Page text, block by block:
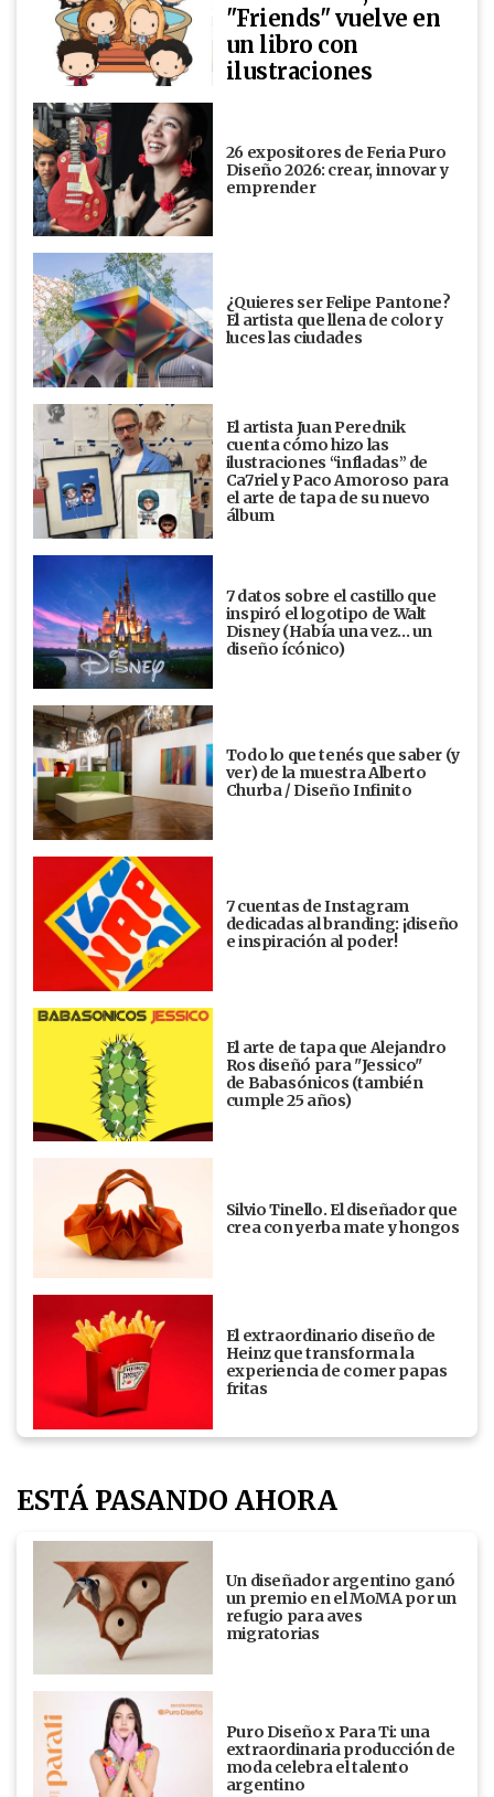
"Friends" vuelve en
un libro con
ilustraciones
26 expositores de Feria Puro
Diseño 2026: crear, innovar y
emprender
¿Quieres ser Felipe Pantone?
El artista que llena de color y
luces las ciudades
El artista Juan Perednik
cuenta cómo hizo las
ilustraciones “infladas” de
Ca7riel y Paco Amoroso para
el arte de tapa de su nuevo
álbum
7 datos sobre el castillo que
inspiró el logotipo de Walt
Disney (Había una vez... un
diseño ícónico)
Todo lo que tenés que saber (y
ver) de la muestra Alberto
Churba / Diseño Infinito
7 cuentas de Instagram
dedicadas al branding: ¡diseño
e inspiración al poder!
El arte de tapa que Alejandro
Ros diseñó para "Jessico"
de Babasónicos (también
cumple 25 años)
Silvio Tinello. El diseñador que
crea con yerba mate y hongos
El extraordinario diseño de
Heinz que transforma la
experiencia de comer papas
fritas
ESTÁ PASANDO AHORA
Un diseñador argentino ganó
un premio en el MoMA por un
refugio para aves
migratorias
Puro Diseño x Para Ti: una
extraordinaria producción de
moda celebra el talento
argentino